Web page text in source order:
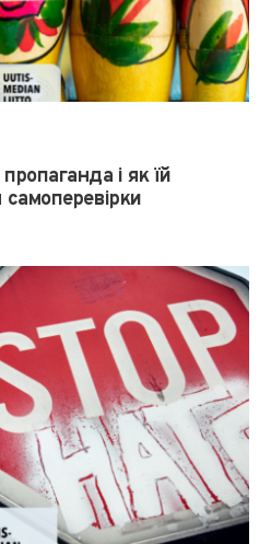
і як їй